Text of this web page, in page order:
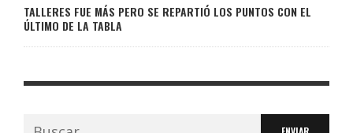
TALLERES FUE MÁS PERO SE REPARTIÓ LOS PUNTOS CON EL
ÚLTIMO DE LA TABLA
Buscar: